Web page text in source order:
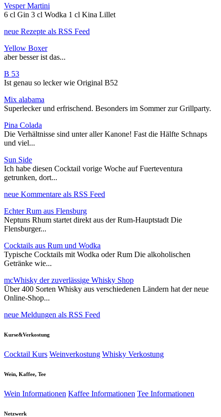
Vesper Martini
6 cl Gin 3 cl Wodka 1 cl Kina Lillet
neue Rezepte als RSS Feed
Yellow Boxer
aber besser ist das...
B 53
Ist genau so lecker wie Original B52
Mix alabama
Superlecker und erfrischend. Besonders im Sommer zur Grillparty.
Pina Colada
Die Verhältnisse sind unter aller Kanone! Fast die Hälfte Schnaps
und viel...
Sun Side
Ich habe diesen Cocktail vorige Woche auf Fuerteventura
getrunken, dort...
neue Kommentare als RSS Feed
Echter Rum aus Flensburg
Neptuns Rhum startet direkt aus der Rum-Hauptstadt Die
Flensburger...
Cocktails aus Rum und Wodka
Typische Cocktails mit Wodka oder Rum Die alkoholischen
Getränke wie...
mcWhisky der zuverlässige Whisky Shop
Über 400 Sorten Whisky aus verschiedenen Ländern hat der neue
Online-Shop...
neue Meldungen als RSS Feed
Kurse&Verkostung
Cocktail Kurs Weinverkostung Whisky Verkostung
Wein, Kaffee, Tee
Wein Informationen Kaffee Informationen Tee Informationen
Netzwerk